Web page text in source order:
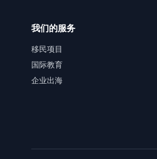
我们的服务
移民项目
国际教育
企业出海